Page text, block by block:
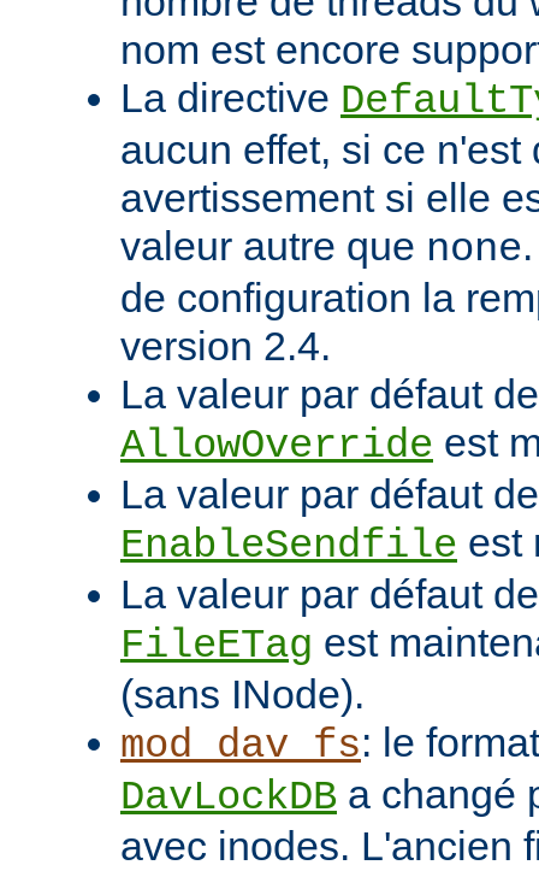
nom est encore
La directive
aucun effet, si ce n'est
avertissement si elle
valeur autre que none
de configuration la
version 2.4.
La valeur par défaut
AllowOverride est
La valeur par défaut
EnableSendfile est
La valeur par défaut
FileETag est
(sans INode).
mod_dav_fs: le
DavLockDB a changé
avec inodes. L'ancien